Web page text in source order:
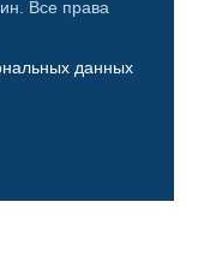
Все права
данных